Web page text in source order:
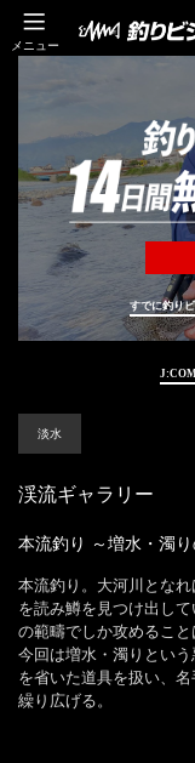
メニュー
すでに釣り
淡水
渓流ギャラリー
本流釣り ～増水・濁
本流釣り。大河川とな
を読み鱒を見つけ出し
の範疇でしか攻めること
今回は増水・濁りとい
を省いた道具を扱い、
繰り広げる。